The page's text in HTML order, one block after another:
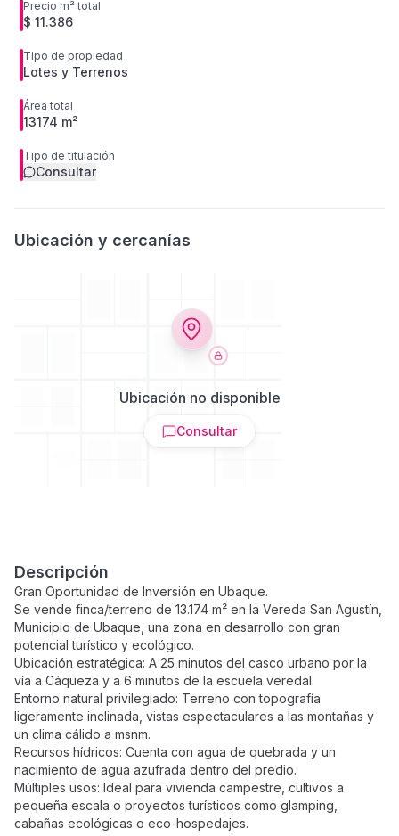
Precio m² total
$ 11.386
Tipo de propiedad
Lotes y Terrenos
Área total
13174 m²
Tipo de titulación
Consultar
Ubicación y cercanías
Ubicación no disponible
Consultar
Descripción
Gran Oportunidad de Inversión en Ubaque.
Se vende finca/terreno de 13.174 m² en la Vereda San Agustín,
Municipio de Ubaque, una zona en desarrollo con gran
potencial turístico y ecológico.
Ubicación estratégica: A 25 minutos del casco urbano por la
vía a Cáqueza y a 6 minutos de la escuela veredal.
Entorno natural privilegiado: Terreno con topografía
ligeramente inclinada, vistas espectaculares a las montañas y
un clima cálido a msnm.
Recursos hídricos: Cuenta con agua de quebrada y un
nacimiento de agua azufrada dentro del predio.
Múltiples usos: Ideal para vivienda campestre, cultivos a
pequeña escala o proyectos turísticos como glamping,
cabañas ecológicas o eco-hospedajes.